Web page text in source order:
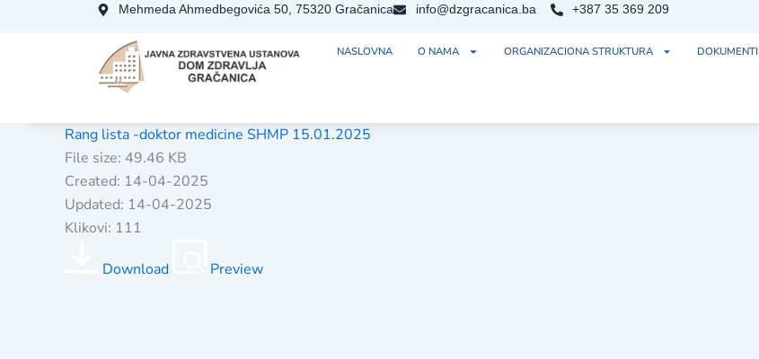
Mehmeda Ahmedbegovića 50, 75320 Gračanica info@dzgracanica.ba +387 35 369 209
NASLOVNA O NAMA ORGANIZACIONA STRUKTURA DOKUMENTI
Rang lista -doktor medicine SHMP 15.01.2025
File size: 49.46 KB
Created: 14-04-2025
Updated: 14-04-2025
Klikovi: 111
Download Preview